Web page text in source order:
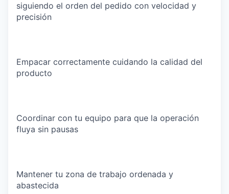
siguiendo el orden del pedido con velocidad y
precisión
Empacar correctamente cuidando la calidad del
producto
Coordinar con tu equipo para que la operación
fluya sin pausas
Mantener tu zona de trabajo ordenada y
abastecida